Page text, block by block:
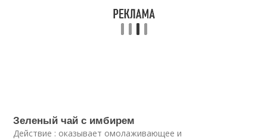
Зеленый чай с имбирем
Действие : оказывает омолаживающее и